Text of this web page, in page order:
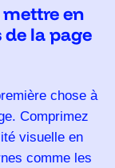
en
la page
chose à
Comprimez
visuelle en
comme les